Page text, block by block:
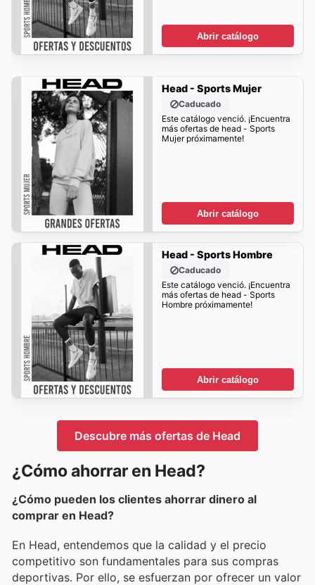
Abrir catálogo
Head - Sports Mujer
Caducado
Este catálogo venció. ¡Encuentra
más ofertas de head - Sports
Mujer próximamente!
Abrir catálogo
Head - Sports Hombre
Caducado
Este catálogo venció. ¡Encuentra
más ofertas de head - Sports
Hombre próximamente!
Abrir catálogo
Descubre más ofertas de Head
¿Cómo ahorrar en Head?
¿Cómo pueden los clientes ahorrar dinero al
comprar en Head?
En Head, entendemos que la calidad y el precio
competitivo son fundamentales para sus compras
deportivas. Por ello, se esfuerzan por ofrecer un valor